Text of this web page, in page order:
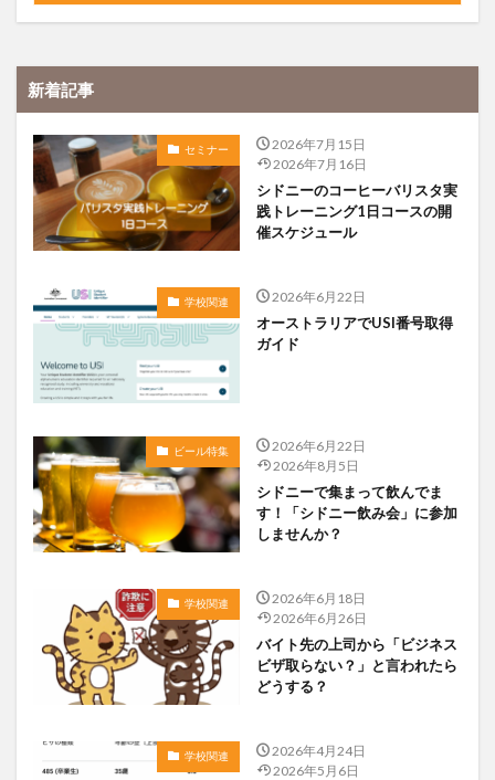
新着記事
セミナー
2026年7月15日
2026年7月16日
シドニーのコーヒーバリスタ実
践トレーニング1日コースの開
催スケジュール
学校関連 2026年6月22日
オーストラリアでUSI番号取得
ガイド
ビール特集
2026年6月22日
2026年8月5日
シドニーで集まって飲んでま
す！「シドニー飲み会」に参加
しませんか？
学校関連
2026年6月18日
2026年6月26日
バイト先の上司から「ビジネス
ビザ取らない？」と言われたら
どうする？
学校関連
2026年4月24日
2026年5月6日